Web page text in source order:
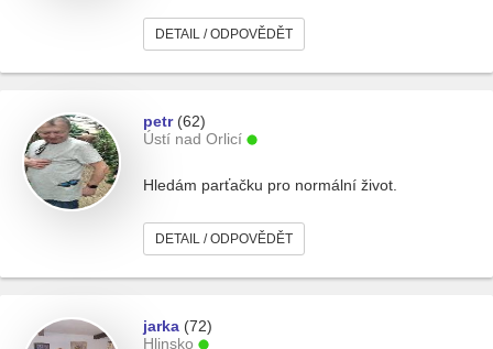
DETAIL / ODPOVĚDĚT
petr(62)
Ústí nad Orlicí
Hledám parťačku pro normální život.
DETAIL / ODPOVĚDĚT
jarka (72)
Hlinsko